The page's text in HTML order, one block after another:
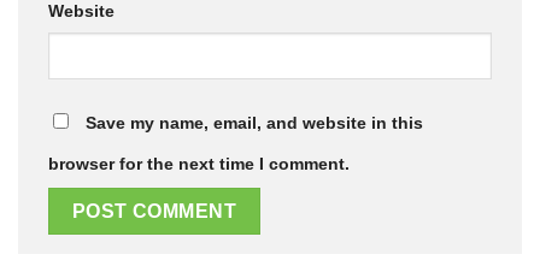
Website
Save my name, email, and website in this
browser for the next time I comment.